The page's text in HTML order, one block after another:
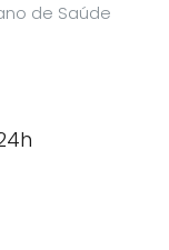
de Saúde